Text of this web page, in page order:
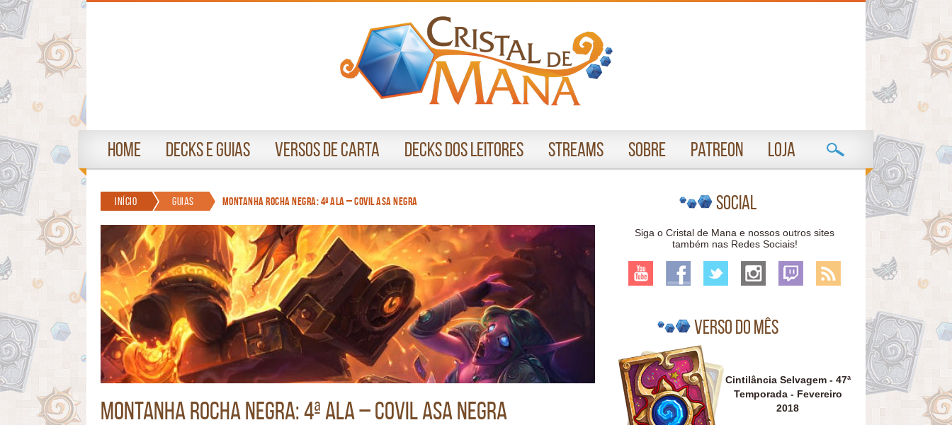
Home Decks e Guias Versos de Carta Decks dos Leitores Streams Sobre Patreon Loja
Início Guias Montanha Rocha Negra: 4ª Ala – Covil Asa Negra
Montanha Rocha Negra: 4ª Ala – Covil Asa Negra
Social
Siga o Cristal de Mana e nossos outros sites
também nas Redes Sociais!
Verso do mês
Cintilância Selvagem - 47ª
Temporada - Fevereiro
2018